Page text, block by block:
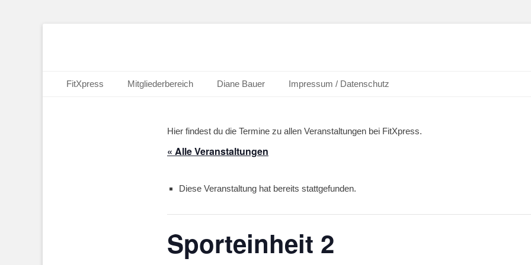
Primäres Menü
Inhalt
FitXpress Mitgliederbereich Diane Bauer Impressum / Datenschutz
Hier findest du die Termine zu allen Veranstaltungen bei FitXpress.
« Alle Veranstaltungen
Diese Veranstaltung hat bereits stattgefunden.
Sporteinheit 2